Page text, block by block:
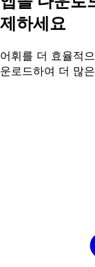
제하세요
어휘를 더 효율적
운로드하여 더 많